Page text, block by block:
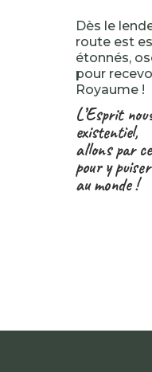
Dès le
route est
étonnés,
pour
Royaume !
L’Esprit
existentiel,
allons par
pour y
au monde !